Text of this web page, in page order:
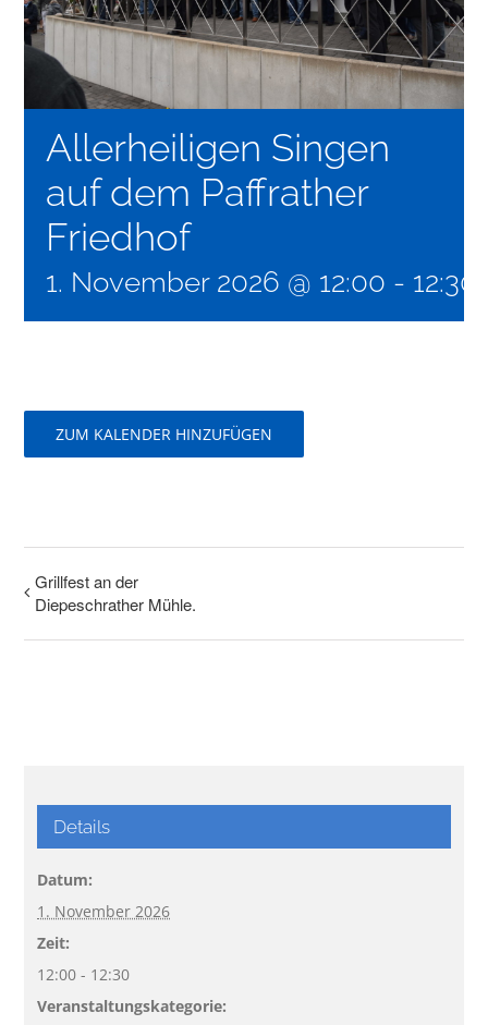
Allerheiligen Singen
auf dem Paffrather
Friedhof
1. November 2026 @ 12:00 - 12:30
ZUM KALENDER HINZUFÜGEN
Grillfest an der
Diepeschrather Mühle.
Details
Datum:
1. November 2026
Zeit:
12:00 - 12:30
Veranstaltungskategorie: